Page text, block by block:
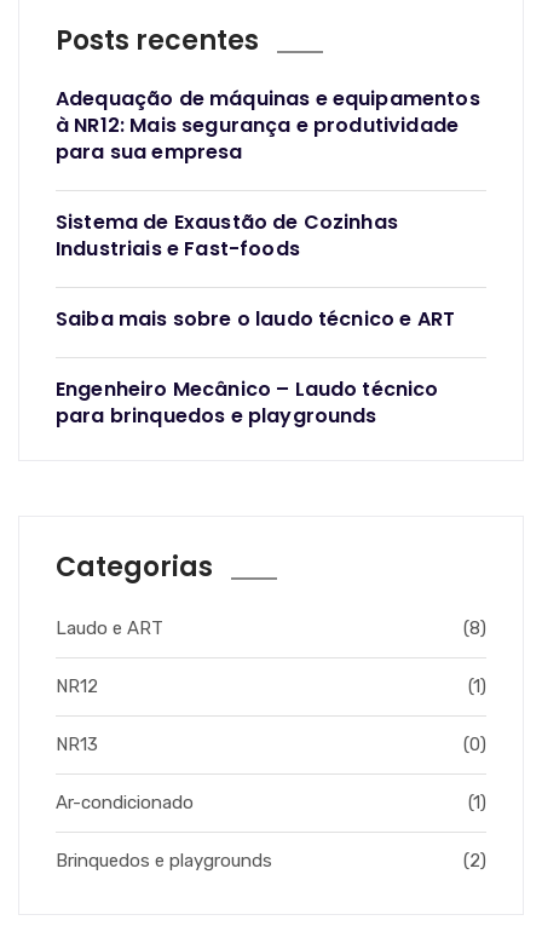
Posts recentes
Adequação de máquinas e equipamentos
à NR12: Mais segurança e produtividade
para sua empresa
Sistema de Exaustão de Cozinhas
Industriais e Fast-foods
Saiba mais sobre o laudo técnico e ART
Engenheiro Mecânico – Laudo técnico
para brinquedos e playgrounds
Categorias
Laudo e ART (8)
NR12 (1)
NR13 (0)
Ar-condicionado (1)
Brinquedos e playgrounds (2)